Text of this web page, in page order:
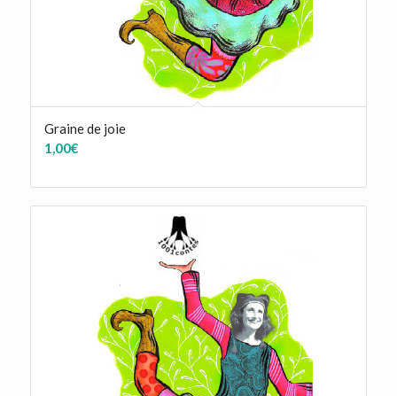
Graine de joie
1,00€